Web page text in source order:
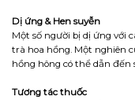
Dị ứng & Hen suyễn
Một số người bị dị ứng với
trà hoa hồng. Một nghiên
hồng hông có thể dẫn
Tương tác thuốc